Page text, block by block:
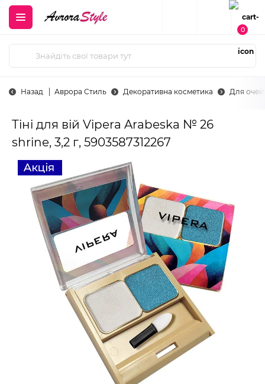
0
Назад Аврора Стиль Декоративна косметика Для очей
Тіні для вій Vipera Arabeska № 26
shrine, 3,2 г, 5903587312267